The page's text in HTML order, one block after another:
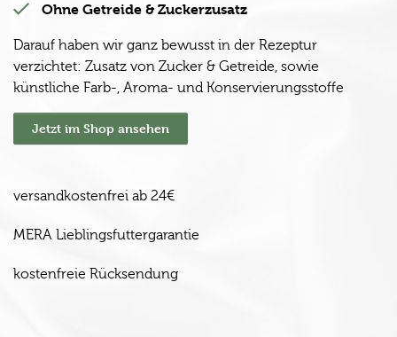
Ohne Getreide & Zuckerzusatz
Darauf haben wir ganz bewusst in der Rezeptur
verzichtet: Zusatz von Zucker & Getreide, sowie
künstliche Farb-, Aroma- und Konservierungsstoffe
Jetzt im Shop ansehen
versandkostenfrei ab 24€
MERA Lieblingsfuttergarantie
kostenfreie Rücksendung